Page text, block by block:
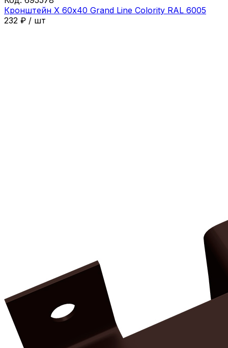
Кронштейн Х 60х40 Grand Line Colority RAL 6005
232 ₽ / шт